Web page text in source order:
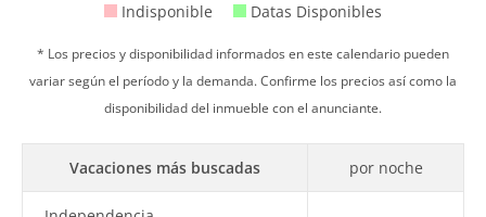
Indisponible Datas Disponibles
* Los precios y disponibilidad informados en este calendario pueden
variar según el período y la demanda. Confirme los precios así como la
disponibilidad del inmueble con el anunciante.
Vacaciones más buscadas por noche